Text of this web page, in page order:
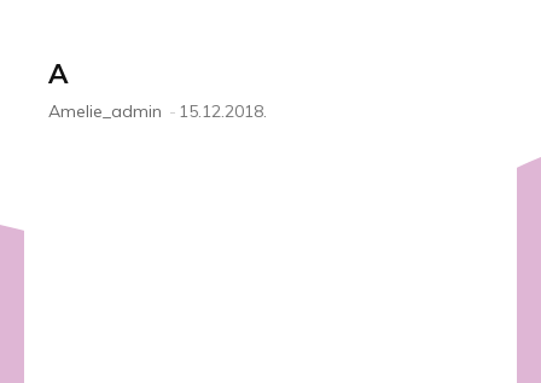
A
Amelie_admin - 15.12.2018.